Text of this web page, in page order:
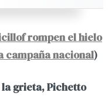
rompen el hielo
campaña nacional)
grieta, Pichetto